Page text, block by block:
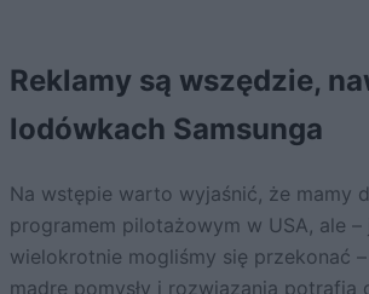
Reklamy są wszędzie,
lodówkach Samsunga
Na wstępie warto wyjaśnić, że mamy
programem pilotażowym w USA, ale –
wielokrotnie mogliśmy się przekonać
mądre pomysły i rozwiązania potrafią